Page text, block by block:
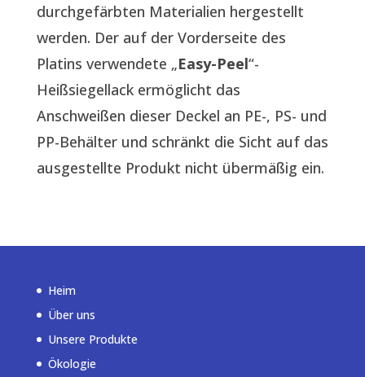
durchgefärbten Materialien hergestellt
werden. Der auf der Vorderseite des
Platins verwendete „Easy-Peel“-
Heißsiegellack ermöglicht das
Anschweißen dieser Deckel an PE-, PS- und
PP-Behälter und schränkt die Sicht auf das
ausgestellte Produkt nicht übermäßig ein.
Heim
Über uns
Unsere Produkte
Ökologie